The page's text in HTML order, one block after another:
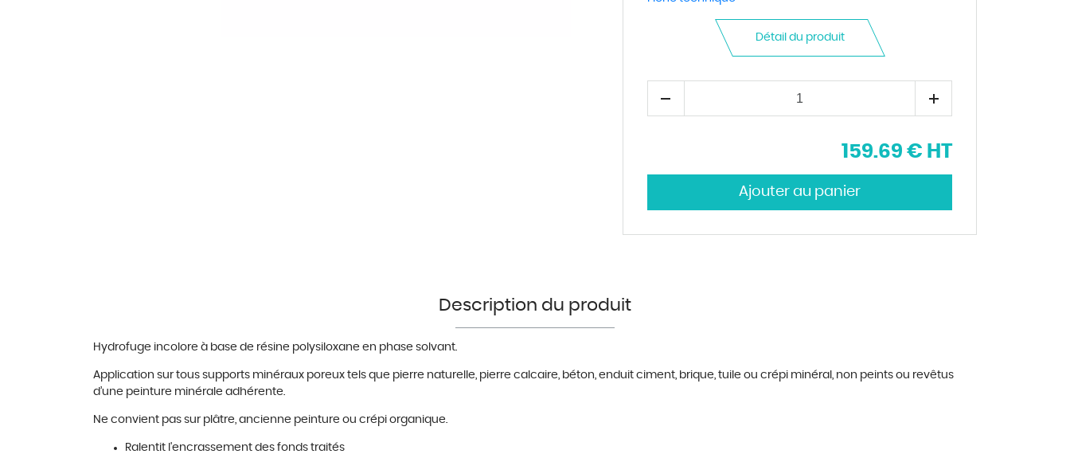
Détail du produit
159.69 € HT
Description du produit
Hydrofuge incolore à base de résine polysiloxane en phase solvant.
Application sur tous supports minéraux poreux tels que pierre naturelle, pierre calcaire, béton, enduit ciment, brique, tuile ou crépi minéral, non peints ou revêtus
d’une peinture minérale adhérente.
Ne convient pas sur pl âtre, ancienne peinture ou crépi organique.
Ralentit l'encrassement des fonds traités